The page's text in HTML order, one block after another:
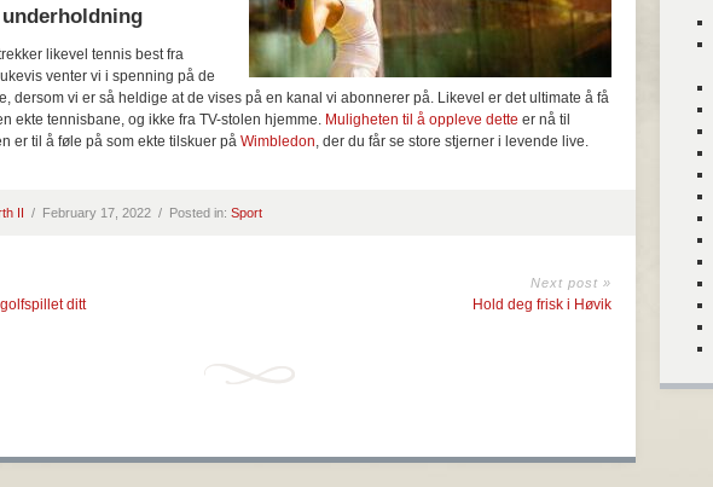
likevel tennis best fra
venter vi i spenning på de
dersom vi er så heldige at de vises på en kanal vi abonnerer på. Likevel er det ultimate å få
ekte tennisbane, og ikke fra TV-stolen hjemme. Muligheten til å oppleve dette er nå til
er til å føle på som ekte tilskuer på Wimbledon, der du får se store stjerner i levende live.
II / February 17, 2022 / Posted in: Sport
ditt
Next post »
Hold deg frisk i Høvik